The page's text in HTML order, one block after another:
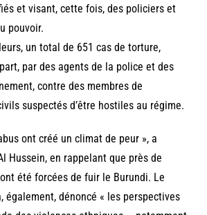
et visant, cette fois, des policiers et
pouvoir.
un total de 651 cas de torture,
par des agents de la police et des
contre des membres de
suspectés d’être hostiles au régime.
ont créé un climat de peur », a
Hussein, en rappelant que près de
été forcées de fuir le Burundi. Le
également, dénoncé « les perspectives